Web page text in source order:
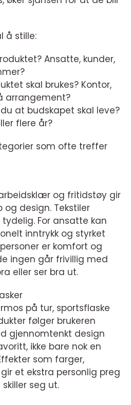
å stille:
Ansatte, kunder,
skal brukes? Kontor,
arrangement?
at budskapet skal leve?
flere år?
som ofte treffer
og fritidstøy gir
design. Tekstiler
For ansatte kan
inntrykk og styrket
er komfort og
ingen går frivillig med
eller ser bra ut.
på tur, sportsflaske
følger brukeren
gjennomtenkt design
ikke bare nok en
som farger,
et ekstra personlig preg
seg ut.